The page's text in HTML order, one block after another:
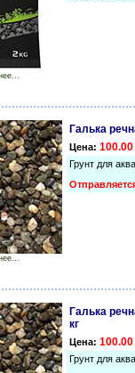
Галька
Цена: 100.00
Грунт для
Галька
кг
Цена: 100.00
Грунт для